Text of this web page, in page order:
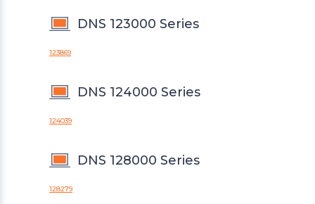
DNS 123000 Series
123869
DNS 124000 Series
124039
DNS 128000 Series
128279